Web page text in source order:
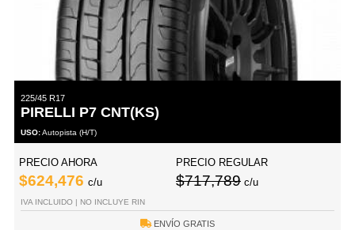
225/45 R17
PIRELLI P7 CNT(KS)
USO:Autopista (H/T)
PRECIO AHORA
$624,476 c/u
PRECIO REGULAR
$717,789 c/u
IVA INCLUIDO | NO INCLUYE RIN
ENVÍO GRATIS